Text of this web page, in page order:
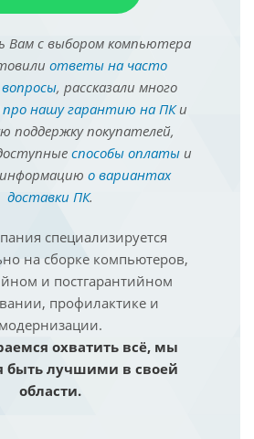
Вам с выбором компьютера
ответы на часто
, рассказали много
про нашу гарантию на ПКи
поддержку покупателей,
способы оплатыи
о вариантах
доставки ПК.
специализируется
на сборке компьютеров,
и постгарантийном
профилактике и
модернизации.
охватить всё, мы
быть лучшими в своей
области.